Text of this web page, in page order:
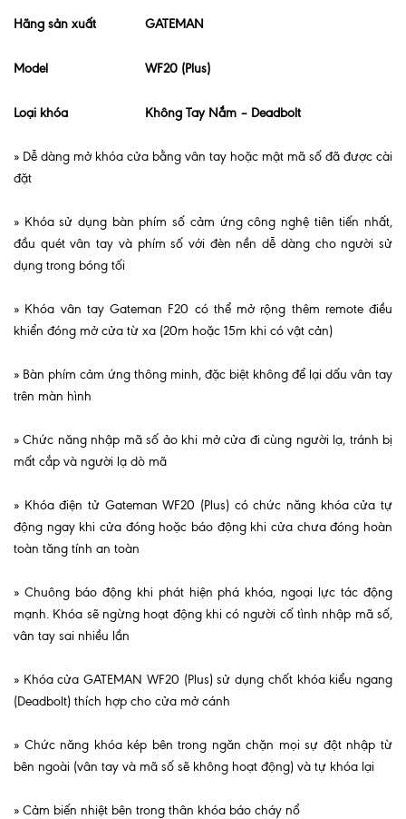
Hãng sản xuất GATEMAN
Model WF20 (Plus)
Loại khóa Không Tay Nắm – Deadbolt
» Dễ dàng mở khóa cửa bằng vân tay hoặc mật mã số đã được cài
đặt
» Khóa sử dụng bàn phím số cảm ứng công nghệ tiên tiến nhất,
đầu quét vân tay và phím số với đèn nền dễ dàng cho người sử
dụng trong bóng tối
» Khóa vân tay Gateman F20 có thể mở rộng thêm remote điều
khiển đóng mở cửa từ xa (20m hoặc 15m khi có vật cản)
» Bàn phím cảm ứng thông minh, đặc biệt không để lại dấu vân tay
trên màn hình
» Chức năng nhập mã số ảo khi mở cửa đi cùng người lạ, tránh bị
mất cắp và người lạ dò mã
» Khóa điện tử Gateman WF20 (Plus) có chức năng khóa cửa tự
động ngay khi cửa đóng hoặc báo động khi cửa chưa đóng hoàn
toàn tăng tính an toàn
» Chuông báo động khi phát hiện phá khóa, ngoại lực tác động
mạnh. Khóa sẽ ngừng hoạt động khi có người cố tình nhập mã số,
vân tay sai nhiều lần
» Khóa cửa GATEMAN WF20 (Plus) sử dụng chốt khóa kiểu ngang
(Deadbolt) thích hợp cho cửa mở cánh
» Chức năng khóa kép bên trong ngăn chặn mọi sự đột nhập từ
bên ngoài (vân tay và mã số sẽ không hoạt động) và tự khóa lại
» Cảm biến nhiệt bên trong thân khóa báo cháy nổ